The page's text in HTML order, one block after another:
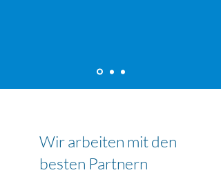
Wir arbeiten mit den
besten Partnern